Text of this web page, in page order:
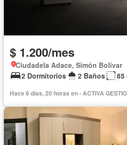
$ 1.200/mes
Ciudadela Adace, Simón Bolívar
2 Dormitorios
2 Baños 85
Hace 6 días, 20 horas en - ACTIVA